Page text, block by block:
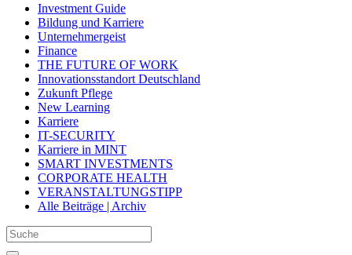
Investment Guide
Bildung und Karriere
Unternehmergeist
Finance
THE FUTURE OF WORK
Innovationsstandort Deutschland
Zukunft Pflege
New Learning
Karriere
IT-SECURITY
Karriere in MINT
SMART INVESTMENTS
CORPORATE HEALTH
VERANSTALTUNGSTIPP
Alle Beiträge | Archiv